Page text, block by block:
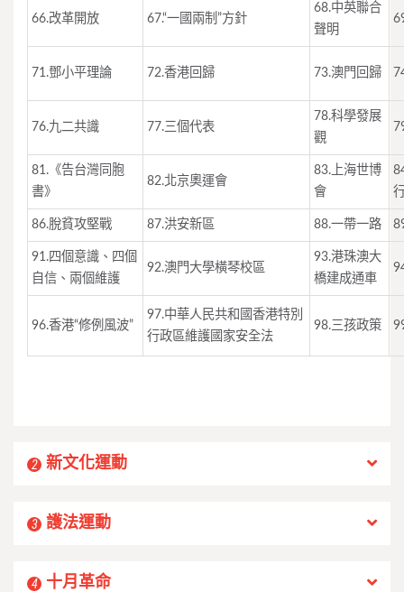
66.改革開放 67.“一國兩制”方針
68.中英聯合
聲明
71.鄧小平理論 72.香港回歸 73.澳門回歸
76.九二共識 77.三個代表
78.科學發展
觀
81.《告台灣同胞
書》
82.北京奧運會
83.上海世博
會
86.脫貧攻堅戰 87.洪安新區 88.一帶一路
91.四個意識、四個
自信、兩個維護
92.澳門大學橫琴校區
93.港珠澳大
橋建成通車
96.香港“修例風波”
97.中華人民共和國香港特別
行政區維護國家安全法
98.三孩政策
2 新文化運動
3 護法運動
4 十月革命